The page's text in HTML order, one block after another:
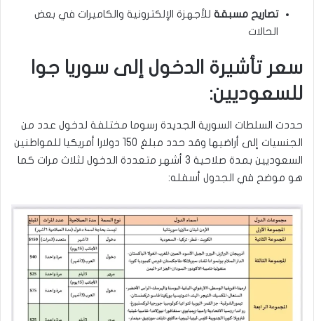
تصاريح مسبقة للأجهزة الإلكترونية والكاميرات في بعض
الحالات
سعر تأشيرة الدخول إلى سوريا جوا
للسعوديين:
حددت السلطات السورية الجديدة رسوما مختلفة لدخول عدد من
الجنسيات إلى أراضيها وقد حدد مبلغ 150 دولارا أمريكيا للمواطنين
السعوديين بمدة صلاحية 3 أشهر متعددة الدخول لثلاث مرات كما
هو موضح في الجدول أسفله: